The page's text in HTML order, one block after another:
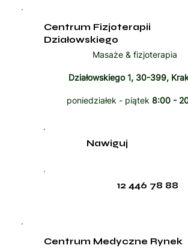
Centrum Fizjoterapii
Działowskiego
Masaże & fizjoterapia
Działowskiego 1, 30-399,
poniedziałek - piątek 8:00 -
12 446 78 88
Nawiguj
Centrum Medyczne Rynek